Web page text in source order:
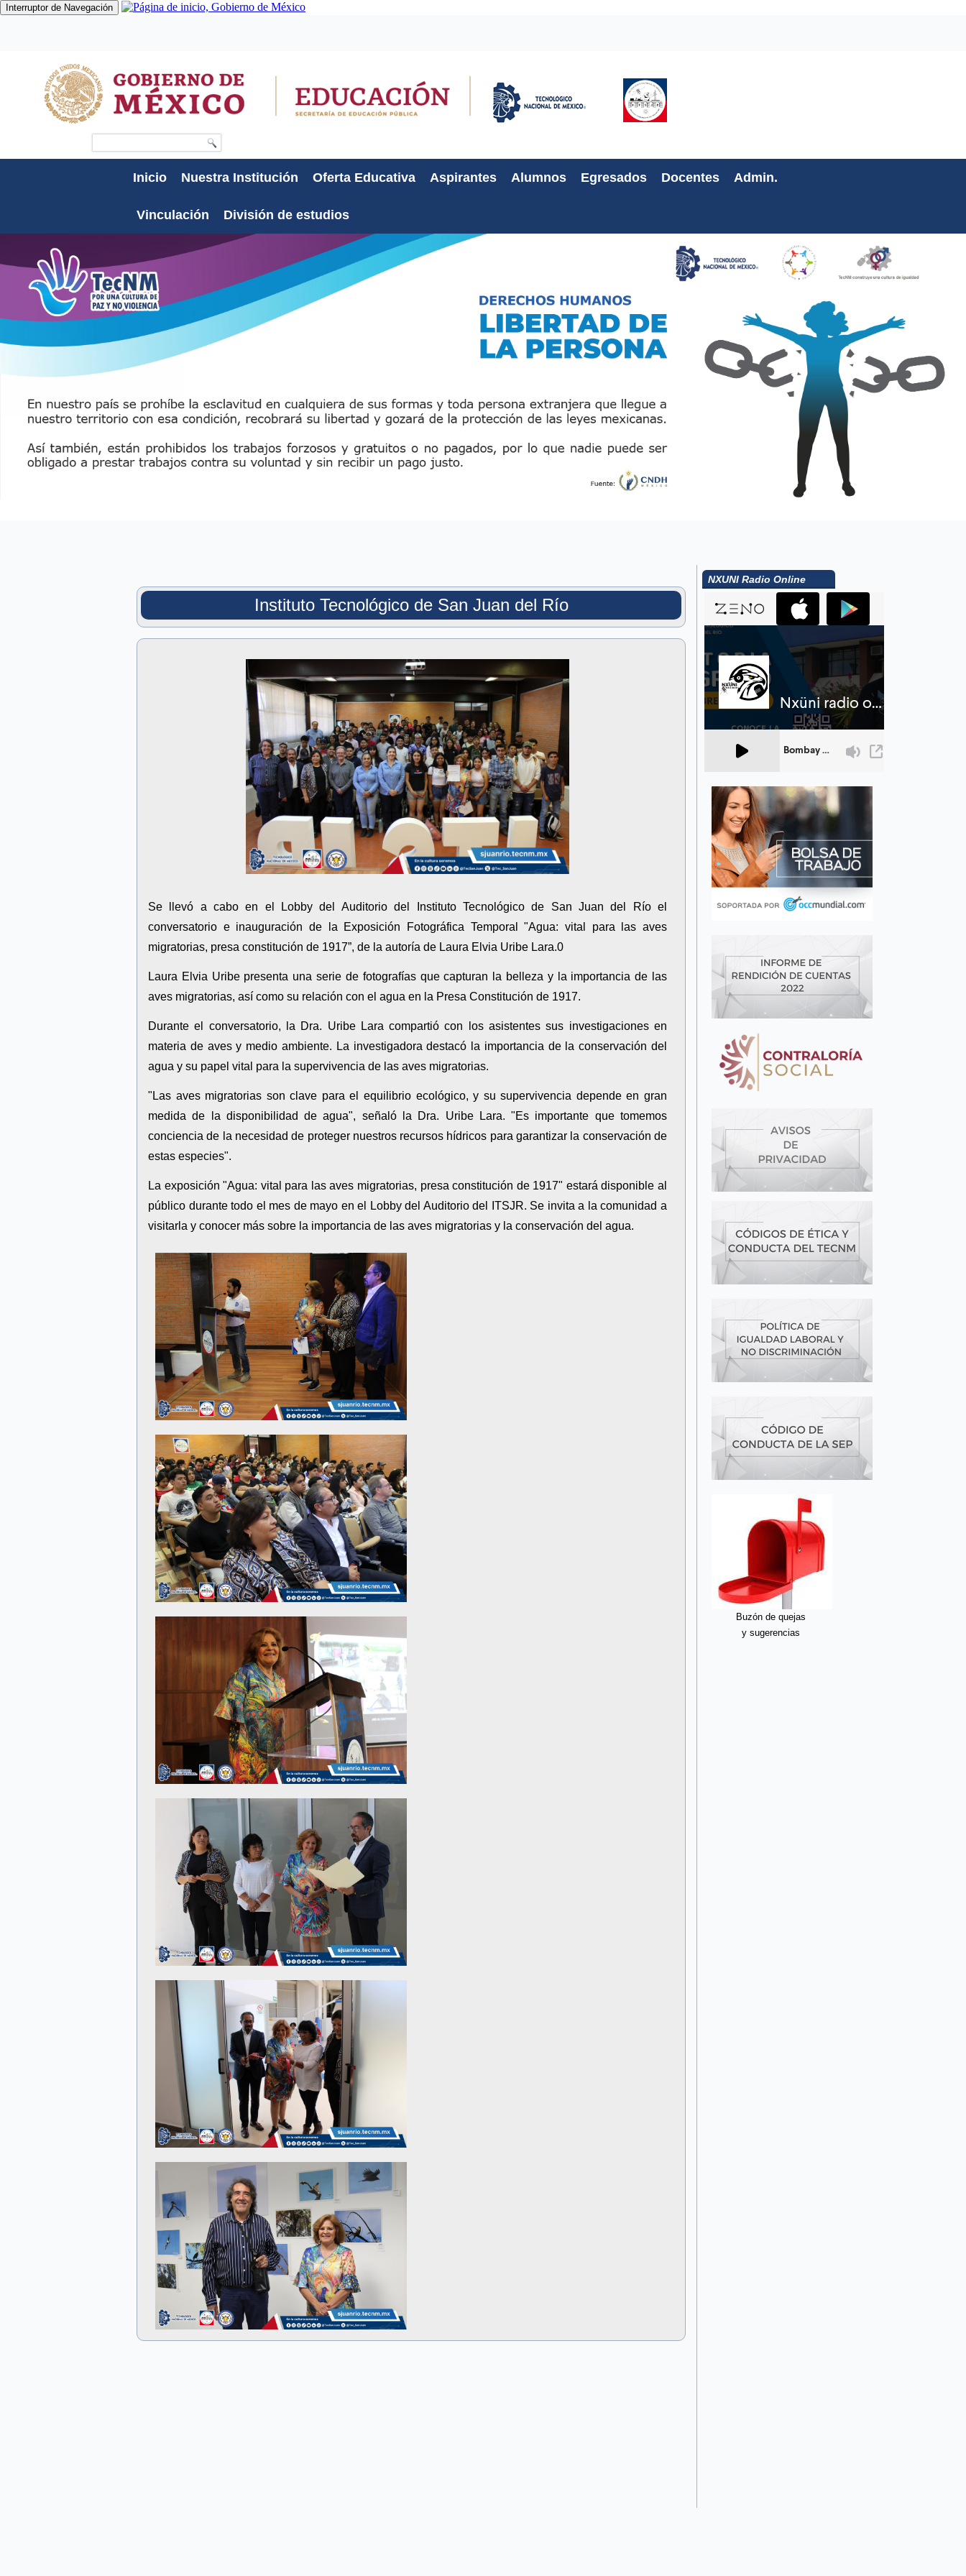
Interruptor de Navegación
Inicio Nuestra Institución Oferta Educativa Aspirantes Alumnos Egresados Docentes Admin.
Vinculación División de estudios
Instituto Tecnológico de San Juan del Río
Se llevó a cabo en el Lobby del Auditorio del Instituto Tecnológico de San Juan del Río el
conversatorio e inauguración de la Exposición Fotográfica Temporal "Agua: vital para las aves
migratorias, presa constitución de 1917”, de la autoría de Laura Elvia Uribe Lara.0
Laura Elvia Uribe presenta una serie de fotografías que capturan la belleza y la importancia de las
aves migratorias, así como su relación con el agua en la Presa Constitución de 1917.
Durante el conversatorio, la Dra. Uribe Lara compartió con los asistentes sus investigaciones en
materia de aves y medio ambiente. La investigadora destacó la importancia de la conservación del
agua y su papel vital para la supervivencia de las aves migratorias.
"Las aves migratorias son clave para el equilibrio ecológico, y su supervivencia depende en gran
medida de la disponibilidad de agua", señaló la Dra. Uribe Lara. "Es importante que tomemos
conciencia de la necesidad de proteger nuestros recursos hídricos para garantizar la conservación de
estas especies".
La exposición "Agua: vital para las aves migratorias, presa constitución de 1917" estará disponible al
público durante todo el mes de mayo en el Lobby del Auditorio del ITSJR. Se invita a la comunidad a
visitarla y conocer más sobre la importancia de las aves migratorias y la conservación del agua.
NXUNI Radio Online
Buzón de quejas
y sugerencias